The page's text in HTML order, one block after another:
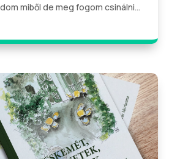
miből de meg fogom csinálni...